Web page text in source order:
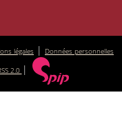
légales | Données personnelles
2.0 |